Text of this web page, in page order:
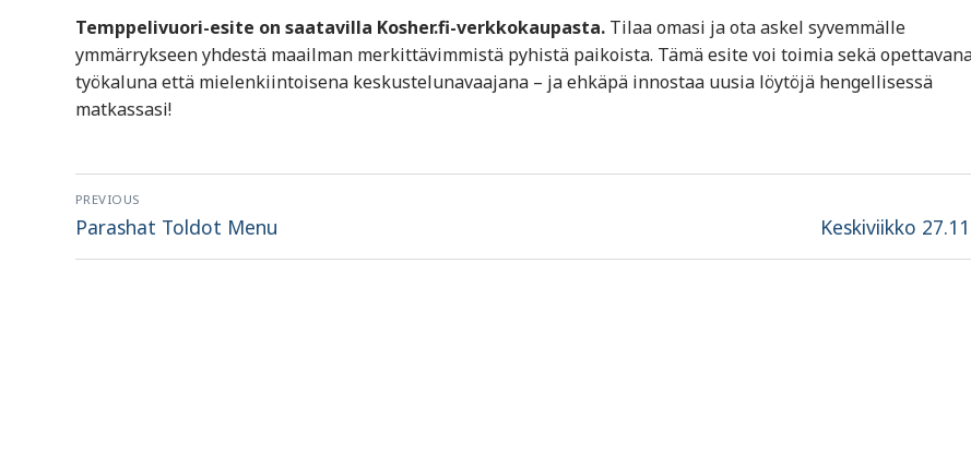
Temppelivuori-esite on saatavilla Kosher.fi-verkkokaupasta.Tilaa omasi ja ota askel syvemmälle
ymmärrykseen yhdestä maailman merkittävimmistä pyhistä paikoista. Tämä esite voi toimia sekä
työkaluna että mielenkiintoisena keskustelunavaajana – ja ehkäpä innostaa uusia löytöjä hengellisessä
matkassasi!
Artikkelien
selaus
PREVIOUS
Previous
Parashat Toldot Menu
Next
Keskiviikko